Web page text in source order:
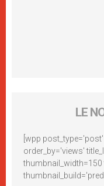
LE
[wpp
order_by='views'